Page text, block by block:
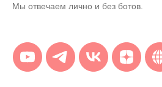
Мы отвечаем лично и без ботов.